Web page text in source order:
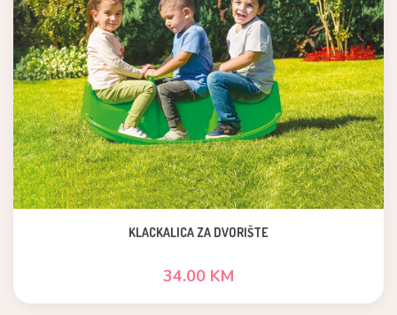
KLACKALICA ZA DVORIŠTE
34.00 KM